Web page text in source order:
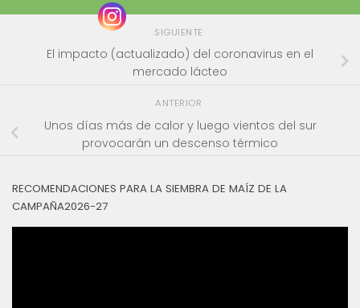
SIGUIENTE
El impacto (actualizado) del coronavirus en el
mercado lácteo
ANTERIOR
Unos días más de calor y luego vientos del sur
provocarán un descenso térmico
RECOMENDACIONES PARA LA SIEMBRA DE MAÍZ DE LA
CAMPAÑA2026-27